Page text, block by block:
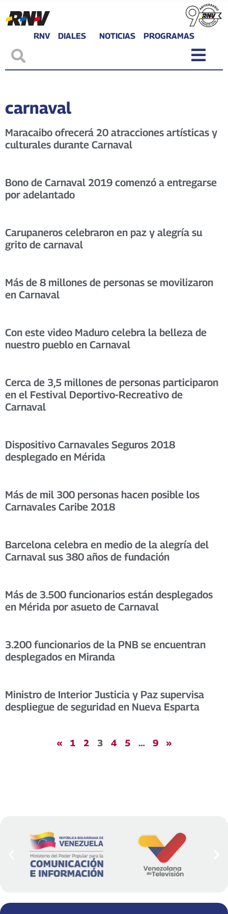
RNV DIALES NOTICIAS PROGRAMAS
carnaval
Maracaibo ofrecerá 20 atracciones artísticas y
culturales durante Carnaval
Bono de Carnaval 2019 comenzó a entregarse
por adelantado
Carupaneros celebraron en paz y alegría su
grito de carnaval
Más de 8 millones de personas se movilizaron
en Carnaval
Con este video Maduro celebra la belleza de
nuestro pueblo en Carnaval
Cerca de 3,5 millones de personas participaron
en el Festival Deportivo-Recreativo de
Carnaval
Dispositivo Carnavales Seguros 2018
desplegado en Mérida
Más de mil 300 personas hacen posible los
Carnavales Caribe 2018
Barcelona celebra en medio de la alegría del
Carnaval sus 380 años de fundación
Más de 3.500 funcionarios están desplegados
en Mérida por asueto de Carnaval
3.200 funcionarios de la PNB se encuentran
desplegados en Miranda
Ministro de Interior Justicia y Paz supervisa
despliegue de seguridad en Nueva Esparta
« 1 2 3 4 5 … 9 »